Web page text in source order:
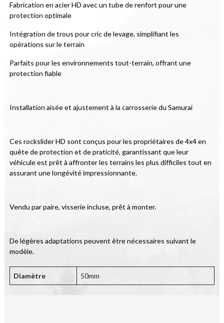
Fabrication en acier HD avec un tube de renfort pour une
protection optimale
Intégration de trous pour cric de levage, simplifiant les
opérations sur le terrain
Parfaits pour les environnements tout-terrain, offrant une
protection fiable
Installation aisée et ajustement à la carrosserie du Samurai
Ces rockslider HD sont conçus pour les propriétaires de 4x4 en
quête de protection et de praticité, garantissant que leur
véhicule est prêt à affronter les terrains les plus difficiles tout en
assurant une longévité impressionnante.
Vendu par paire, visserie incluse, prêt à monter.
De légères adaptations peuvent être nécessaires suivant le
modèle.
Diamètre 50mm